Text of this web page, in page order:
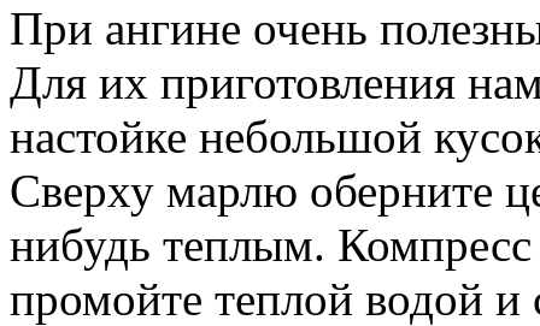
При ангине очень
Для их приготовления
настойке небольшой
Сверху марлю оберните
нибудь теплым. Компресс
промойте теплой водой